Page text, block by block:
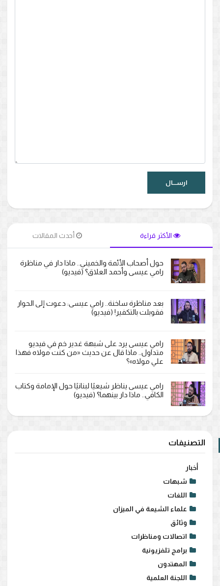
الأكثر قراءة أحدث المقالات
حول أصحاب الأئمة والخميني.. ماذا دار في مناظرة
رامي عيسى وأحمد العلاق؟ (فيديو)
بعد مناظرة ساخنة.. رامي عيسى: دعوت إلى الحوار
فقوبلت بالتكفير! (فيديو)
رامي عيسى يرد على شبهة غدير خم في فيديو
متداول.. ماذا قال عن حديث «من كنت مولاه فهذا
علي مولاه»؟
رامي عيسى يناظر شيعيًا لبنانيًا حول الإمامة وكتاب
الكافي.. ماذا دار بينهما؟ (فيديو)
التصنيفات
أخبار
شبهات
اللغات
علماء الشيعة في الميزان
وثائق
اتصالات ومناظرات
برامج تلفزيونية
المهتدون
اللجنة العلمية